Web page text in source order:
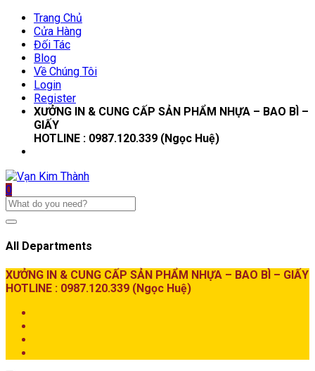
Trang Chủ
Cửa Hàng
Đối Tác
Blog
Về Chúng Tôi
Login
Register
XƯỞNG IN & CUNG CẤP SẢN PHẨM NHỰA – BAO BÌ –
GIẤY
HOTLINE : 0987.120.339 (Ngọc Huệ)
0
All Departments
XƯỞNG IN & CUNG CẤP SẢN PHẨM NHỰA – BAO BÌ – GIẤY
HOTLINE : 0987.120.339 (Ngọc Huệ)